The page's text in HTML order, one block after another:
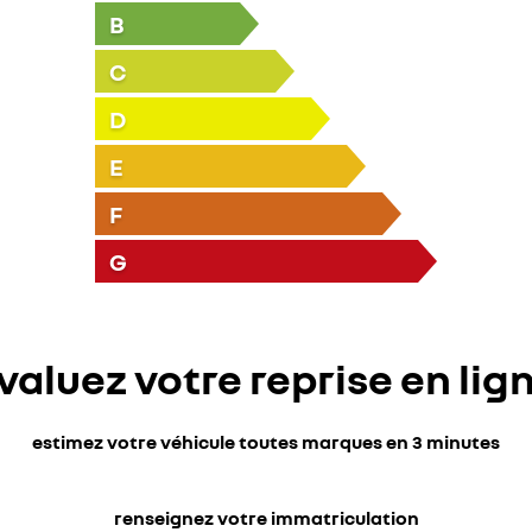
B
C
D
E
F
G
votre reprise en
estimez votre véhicule toutes marques en 3 minutes
renseignez votre immatriculation